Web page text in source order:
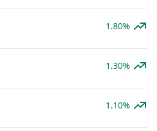
1.80%
1.30%
1.10%